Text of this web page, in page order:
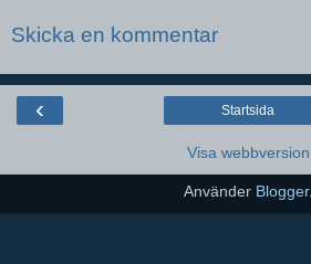
Skicka en kommentar
‹ Startsida
Visa webbversion
Använder Blogger.